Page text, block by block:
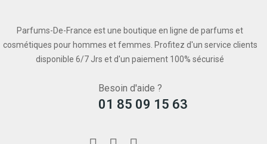
Parfums-De-France est une boutique en ligne de parfums et
cosmétiques pour hommes et femmes. Profitez d'un service clients
disponible 6/7 Jrs et d'un paiement 100% sécurisé
Besoin d'aide ?
01 85 09 15 63